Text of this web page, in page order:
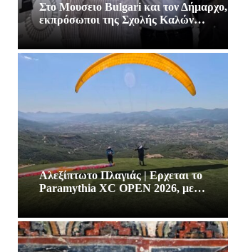
Στο Μουσειο Bulgari και τον Δήμαρχο,
εκπρόσωποι της Σχολής Καλών…
Αλεξίπτωτο Πλαγιάς | Ερχεται το
Paramythia XC OPEN 2026, με…